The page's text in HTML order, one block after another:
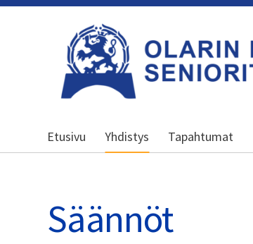
Olarin kansalliset seniorit ry
Etusivu Yhdistys Tapahtumat
Säännöt